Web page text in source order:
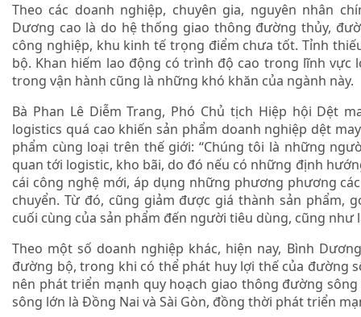
Theo các doanh nghiệp, chuyên gia, nguyên nhân
Dương cao là do hệ thống giao thông đường thủy,
công nghiệp, khu kinh tế trọng điểm chưa tốt. Tỉnh
bộ. Khan hiếm lao động có trình độ cao trong lĩnh vực
trong vận hành cũng là những khó khăn của ngành này.
Bà Phan Lê Diễm Trang, Phó Chủ tịch Hiệp hội Dệt
logistics quá cao khiến sản phẩm doanh nghiệp dệt
phẩm cùng loại trên thế giới: “Chúng tôi là những
quan tới logistic, kho bãi, do đó nếu có những định
cái công nghệ mới, áp dụng những phương phương
chuyển. Từ đó, cũng giảm được giá thành sản phẩm,
cuối cùng của sản phẩm đến người tiêu dùng, cũng như
Theo một số doanh nghiệp khác, hiện nay, Bình
đường bộ, trong khi có thể phát huy lợi thế của đường
nên phát triển mạnh quy hoạch giao thông đường
sông lớn là Đồng Nai và Sài Gòn, đồng thời phát triển